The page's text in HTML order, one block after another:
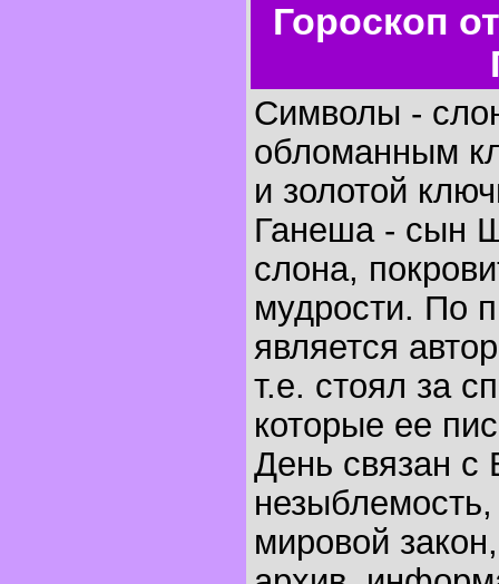
Гороскоп
Символы -
обломанным
и золотой
Ганеша - сын
слона,
мудрости. По
является
т.е. стоял за
которые ее
День связан с
незыблемость,
мировой